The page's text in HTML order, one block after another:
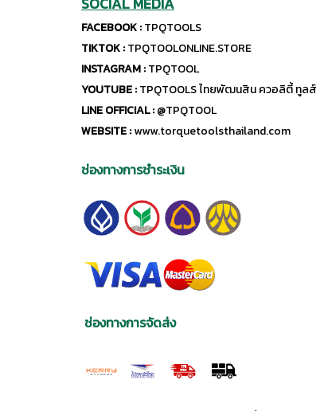
FACEBOOK :TPQTOOLS
TIKTOK :TPQTOOLONLINE.STORE
INSTAGRAM :TPQTOOL
YOUTUBE :TPQTOOLS ไทยพัฒนสิน ควอลิตี้ ทูลส์
LINE OFFICIAL :@TPQTOOL
WEBSITE :www.torquetoolsthailand.com
ช่องทางการชำระเงิน
ช่องทางการจัดส่ง